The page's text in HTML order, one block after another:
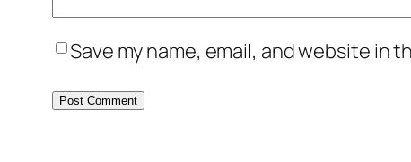
Save my name, email, and website in